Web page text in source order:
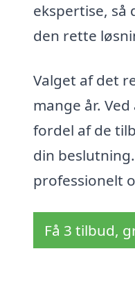
ekspertise,
den rette
Valget af det
mange år.
fordel af de
din
professionelt
Få 3 tilbud,